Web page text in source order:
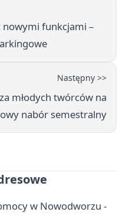
nowymi funkcjami –
Następny >>
młodych twórców na
nabór semestralny
w Nowodworzu -